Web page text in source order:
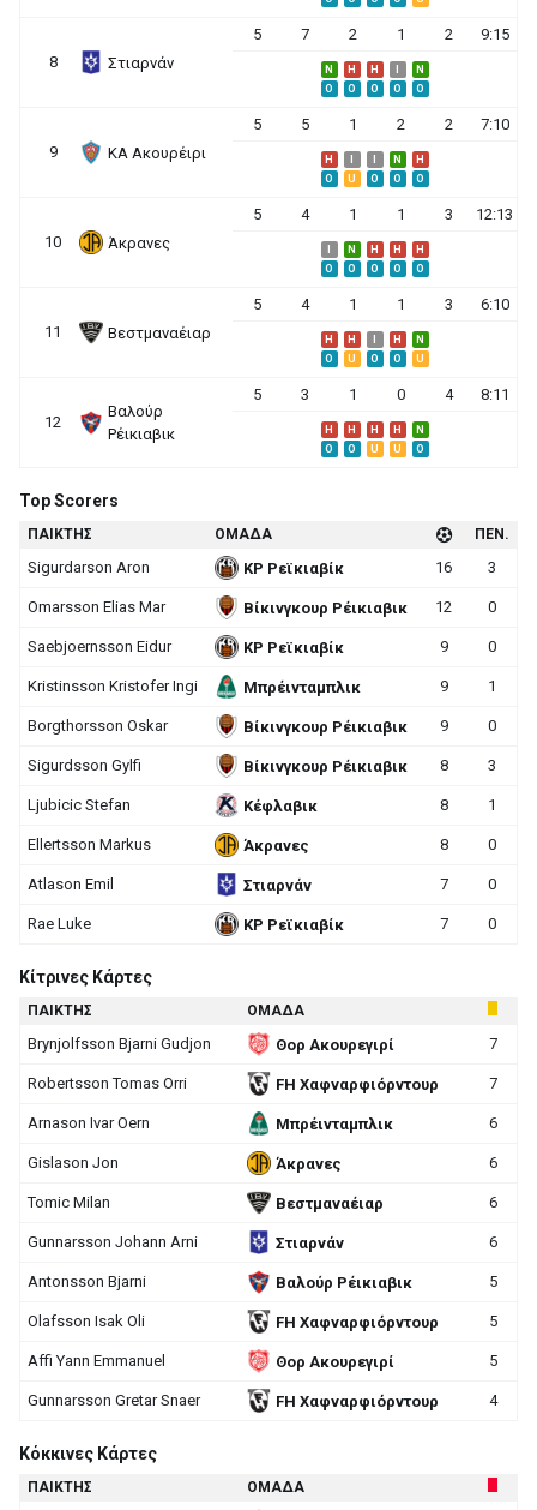
8 Στιαρνάν
5 7 2 1 2 9:15
N H H
N
O
O O O O
9 ΚΑ Ακουρέιρι
5 5 1 2 2 7:10
H N
H
O
U O O O
10 Άκρανες
5 4 1 1 3 12:13
N H H
H
O
O O O O
11 Βεστμαναέιαρ
5 4 1 1 3 6:10
H H H
N
O
U O O U
12
Βαλούρ
Ρέικιαβικ
5 3 1 0 4 8:11
H H H H
N
O
O U U O
Top Scorers
ΠΑΙΚΤΗΣ ΟΜΑΔΑ ΠΕΝ.
Sigurdarson Aron ΚΡ Ρεϊκιαβίκ 16 3
Omarsson Elias Mar Βίκινγκουρ Ρέικιαβικ 12 0
Saebjoernsson Eidur ΚΡ Ρεϊκιαβίκ 9 0
Kristinsson Kristofer Ingi Μπρέινταμπλικ 9 1
Borgthorsson Oskar Βίκινγκουρ Ρέικιαβικ 9 0
Sigurdsson Gylfi Βίκινγκουρ Ρέικιαβικ 8 3
Ljubicic Stefan Κέφλαβικ 8 1
Ellertsson Markus Άκρανες 8 0
Atlason Emil Στιαρνάν 7 0
Rae Luke ΚΡ Ρεϊκιαβίκ 7 0
Κίτρινες Κάρτες
ΠΑΙΚΤΗΣ ΟΜΑΔΑ
Brynjolfsson Bjarni Gudjon Θορ Ακουρεγιρί 7
Robertsson Tomas Orri FH Χαφναρφιόρντουρ 7
Arnason Ivar Oern Μπρέινταμπλικ 6
Gislason Jon Άκρανες 6
Tomic Milan Βεστμαναέιαρ 6
Gunnarsson Johann Arni Στιαρνάν 6
Antonsson Bjarni Βαλούρ Ρέικιαβικ 5
Olafsson Isak Oli FH Χαφναρφιόρντουρ 5
Affi Yann Emmanuel Θορ Ακουρεγιρί 5
Gunnarsson Gretar Snaer FH Χαφναρφιόρντουρ 4
Κόκκινες Κάρτες
ΠΑΙΚΤΗΣ ΟΜΑΔΑ